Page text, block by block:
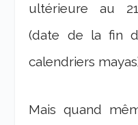
ultérieure au
(date de la fin
calendriers
Mais quand